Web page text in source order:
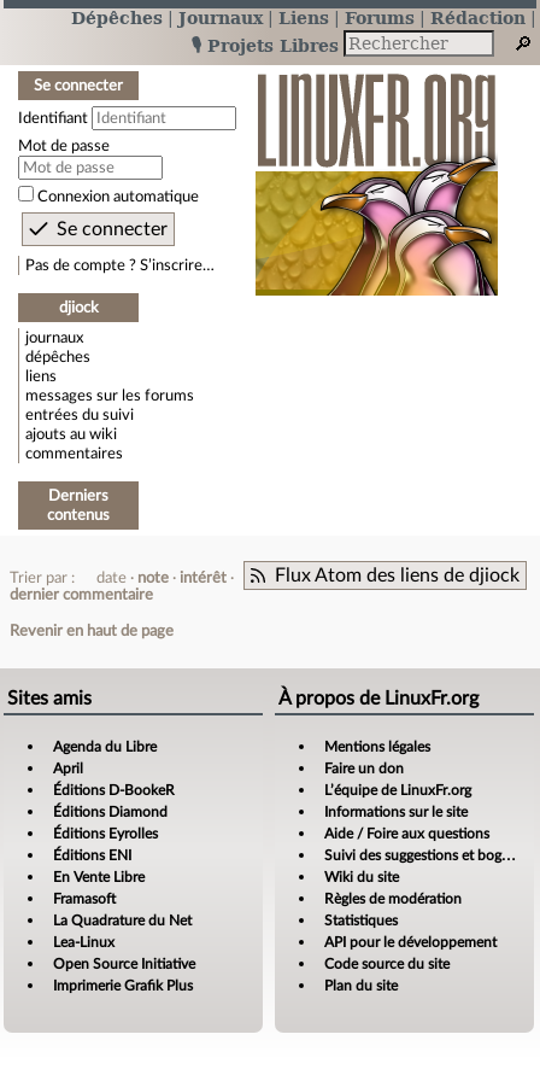
Dépêches Journaux Liens Forums
Rédaction
🎙️ Projets Libres
Se connecter
Identifiant
Mot de passe
Connexion automatique
Pas de compte ? S’inscrire…
djiock
journaux
dépêches
liens
messages sur les forums
entrées du suivi
ajouts au wiki
commentaires
Derniers
contenus
Flux Atom des liens de djiock
Trier par : date note
intérêt
dernier commentaire
Revenir en haut de page
Sites amis
Agenda du Libre
April
Éditions D-BookeR
Éditions Diamond
Éditions Eyrolles
Éditions ENI
En Vente Libre
Framasoft
La Quadrature du Net
Lea-Linux
Open Source Initiative
Imprimerie Grafik Plus
À propos de LinuxFr.org
Mentions légales
Faire un don
L’équipe de LinuxFr.org
Informations sur le site
Aide / Foire aux questions
Suivi des suggestions et bogues
Wiki du site
Règles de modération
Statistiques
API pour le développement
Code source du site
Plan du site